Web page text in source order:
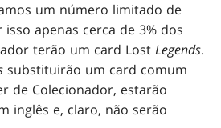
um número limitado de
apenas cerca de 3% dos
terão um card LostLegends.
substituirão um card comum
de Colecionador, estarão
inglês e, claro, não serão